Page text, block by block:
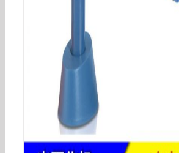
其他口腔护理_口腔牙科高强度金属
LED大功率无线光固化机固